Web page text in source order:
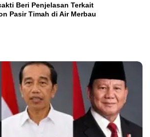
Beri Penjelasan Terkait
Pasir Timah di Air Merbau